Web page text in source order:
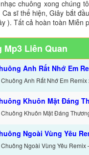
chuông xong chúng
sĩ thể hiện, Giây bắt
). Tất cả hoàn toàn Miễn
Mp3 Liên Quan
Anh Rất Nhớ Em
Anh Rất Nhớ Em
Khuôn Mặt Đáng
Khuôn Mặt Đáng
Ngoài Vùng Yêu
Ngoài Vùng Yêu